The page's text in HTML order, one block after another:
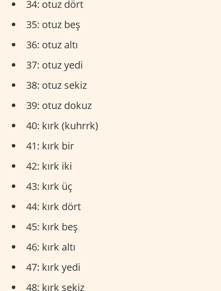
34: otuz dört
35: otuz beş
36: otuz altı
37: otuz yedi
38: otuz sekiz
39: otuz dokuz
40: kırk (kuhrrk)
41: kırk bir
42: kırk iki
43: kırk üç
44: kırk dört
45: kırk beş
46: kırk altı
47: kırk yedi
48: kırk sekiz